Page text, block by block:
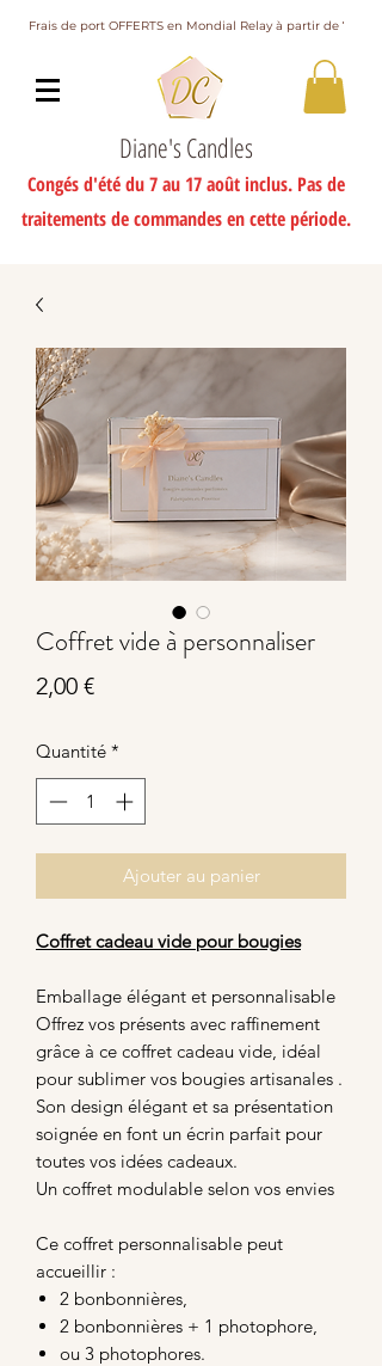
Frais de port OFFERTS en Mondial Relay à partir de 75€
Diane's Candles
Congés d'été du 7 au 17 août inclus. Pas de
traitements de commandes en cette période.
Coffret vide à personnaliser
2,00 €Prix
Quantité *
Ajouter au panier
Coffret cadeau vide pour bougies
Emballage élégant et personnalisable
Offrez vos présents avec raffinement
grâce à ce coffret cadeau vide, idéal
pour sublimer vos bougies artisanales .
Son design élégant et sa présentation
soignée en font un écrin parfait pour
toutes vos idées cadeaux.
Un coffret modulable selon vos envies
Ce coffret personnalisable peut
accueillir :
2 bonbonnières,
2 bonbonnières + 1 photophore,
ou 3 photophores.